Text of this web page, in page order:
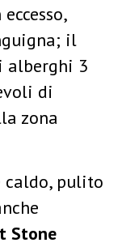
il
alberghi 3
di
zona
caldo, pulito
Stone